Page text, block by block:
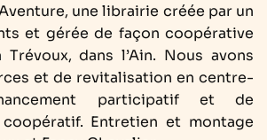
une librairie créée par un
et gérée de façon coopérative
dans l’Ain. Nous avons
et de revitalisation en centre-
participatif et de
Entretien et montage